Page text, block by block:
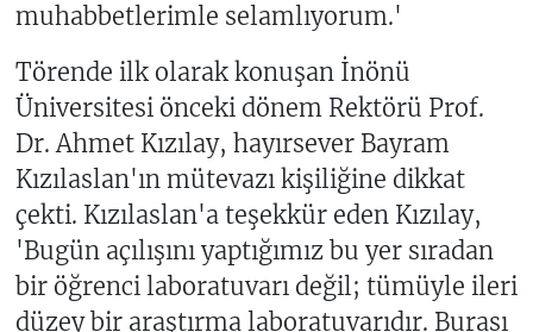
muhabbetlerimle selamlıyorum.'
Törende ilk olarak konuşan İnönü
Üniversitesi önceki dönem Rektörü Prof.
Dr. Ahmet Kızılay, hayırsever Bayram
Kızılaslan'ın mütevazı kişiliğine dikkat
çekti. Kızılaslan'a teşekkür eden Kızılay,
'Bugün açılışını yaptığımız bu yer sıradan
bir öğrenci laboratuvarı değil; tümüyle ileri
düzey bir araştırma laboratuvarıdır. Burası